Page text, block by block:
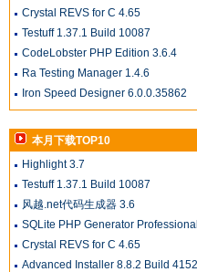
Crystal REVS for C 4.65
Testuff 1.37.1 Build 10087
CodeLobster PHP Edition 3.6.4
Ra Testing Manager 1.4.6
Iron Speed Designer 6.0.0.35862
本月下载TOP10
Highlight 3.7
Testuff 1.37.1 Build 10087
风越.net代码生成器 3.6
SQLite PHP Generator
Crystal REVS for C 4.65
Advanced Installer 8.8.2 Build